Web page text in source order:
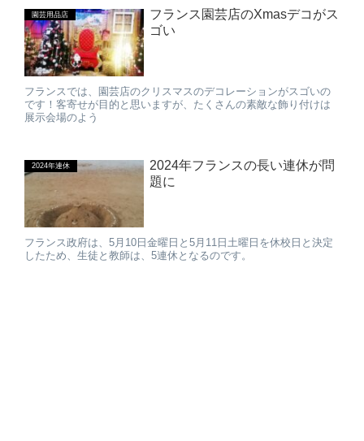
園芸用品店
フランス園芸店のXmasデコがス
ゴい
フランスでは、園芸店のクリスマスのデコレーションがスゴいの
です！客寄せが目的と思いますが、たくさんの素敵な飾り付けは
展示会場のよう
2024年連休
2024年フランスの長い連休が問
題に
フランス政府は、5月10日金曜日と5月11日土曜日を休校日と決定
したため、生徒と教師は、5連休となるのです。